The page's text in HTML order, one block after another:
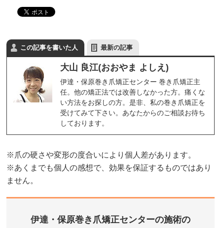
この記事を書いた人 最新の記事
大山 良江(おおやま よしえ)
伊達・保原巻き爪矯正センター 巻き爪矯正主
任。他の矯正法では改善しなかった方。痛くな
い方法をお探しの方。是非、私の巻き爪矯正を
受けてみて下さい。あなたからのご相談お待ち
しております。
※爪の硬さや変形の度合いにより個人差があります。
※あくまでも個人の感想で、効果を保証するものではあり
ません。
伊達・保原巻き爪矯正センターの施術の